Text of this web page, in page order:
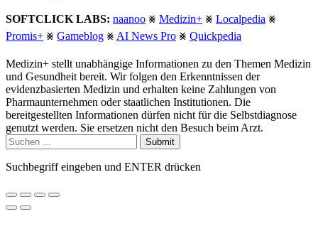
SOFTCLICK LABS: naanoo ⨳ Medizin+ ⨳ Localpedia ⨳
Promis+ ⨳ Gameblog ⨳ AI News Pro ⨳ Quickpedia
Medizin+ stellt unabhängige Informationen zu den Themen Medizin
und Gesundheit bereit. Wir folgen den Erkenntnissen der
evidenzbasierten Medizin und erhalten keine Zahlungen von
Pharmaunternehmen oder staatlichen Institutionen. Die
bereitgestellten Informationen dürfen nicht für die Selbstdiagnose
genutzt werden. Sie ersetzen nicht den Besuch beim Arzt.
Submit
Suchbegriff eingeben und ENTER drücken